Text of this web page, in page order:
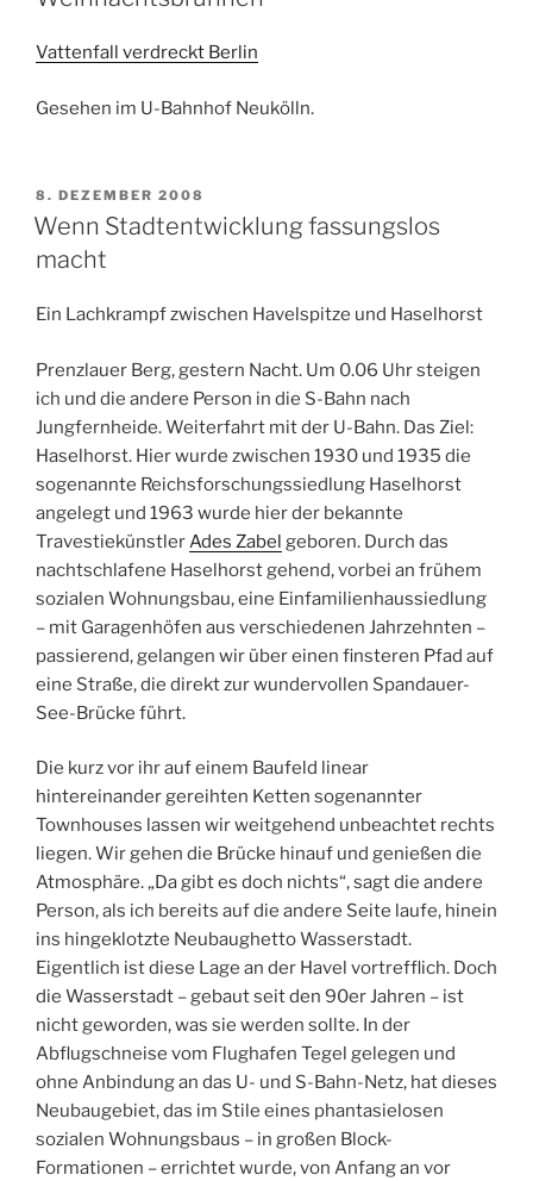
Vattenfall verdreckt Berlin
Gesehen im U-Bahnhof Neukölln.
VERÖFFENTLICHT
AM
8. DEZEMBER 2008
Wenn Stadtentwicklung fassungslos
macht
Ein Lachkrampf zwischen Havelspitze und Haselhorst
Prenzlauer Berg, gestern Nacht. Um 0.06 Uhr steigen
ich und die andere Person in die S-Bahn nach
Jungfernheide. Weiterfahrt mit der U-Bahn. Das Ziel:
Haselhorst. Hier wurde zwischen 1930 und 1935 die
sogenannte Reichsforschungssiedlung Haselhorst
angelegt und 1963 wurde hier der bekannte
TravestiekünstlerAdes Zabel geboren. Durch das
nachtschlafene Haselhorst gehend, vorbei an frühem
sozialen Wohnungsbau, eine Einfamilienhaussiedlung
– mit Garagenhöfen aus verschiedenen Jahrzehnten –
passierend, gelangen wir über einen finsteren Pfad auf
eine Straße, die direkt zur wundervollen Spandauer-
See-Brücke führt.
Die kurz vor ihr auf einem Baufeld linear
hintereinander gereihten Ketten sogenannter
Townhouses lassen wir weitgehend unbeachtet rechts
liegen. Wir gehen die Brücke hinauf und genießen die
Atmosphäre. „Da gibt es doch nichts“, sagt die andere
Person, als ich bereits auf die andere Seite laufe, hinein
ins hingeklotzte Neubaughetto Wasserstadt.
Eigentlich ist diese Lage an der Havel vortrefflich. Doch
die Wasserstadt – gebaut seit den 90er Jahren – ist
nicht geworden, was sie werden sollte. In der
Abflugschneise vom Flughafen Tegel gelegen und
ohne Anbindung an das U- und S-Bahn-Netz, hat dieses
Neubaugebiet, das im Stile eines phantasielosen
sozialen Wohnungsbaus – in großen Block-
Formationen – errichtet wurde, von Anfang an vor